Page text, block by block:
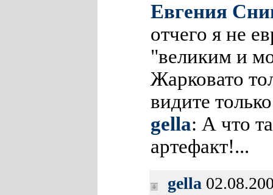
Евгения
отчего я не
"великим и
Жарковато
видите
gella: А что
артефакт!...
gella